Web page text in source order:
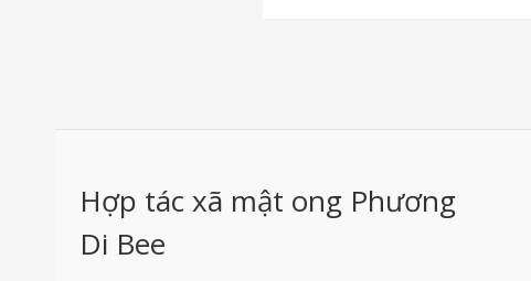
Hợp tác xã mật ong Phương
Di Bee